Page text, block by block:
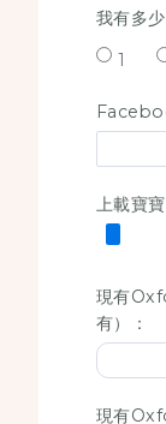
我有多
1
上載寶
現有
有）：
現有